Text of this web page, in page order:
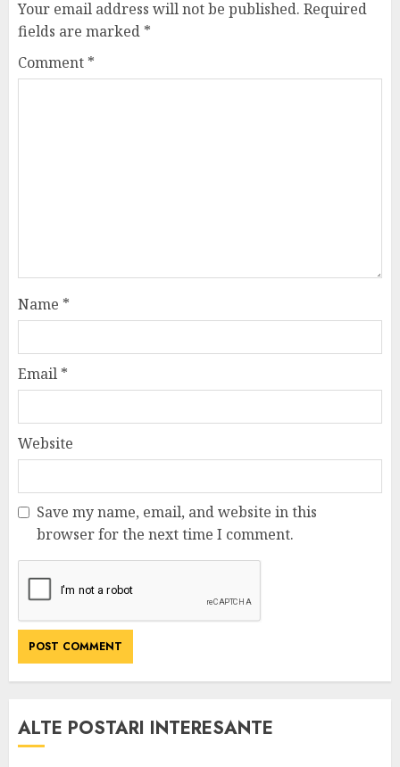
Your email address will not be published. Required
fields are marked *
Comment *
Name *
Email *
Website
Save my name, email, and website in this
browser for the next time I comment.
ALTE POSTARI INTERESANTE